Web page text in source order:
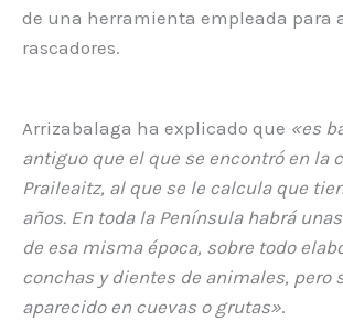
de una herramienta empleada para
rascadores.
Arrizabalaga ha explicado que «es
antiguo que el que se encontró en la
Praileaitz, al que se le calcula que
años. En toda la Península habrá
de esa misma época, sobre todo
conchas y dientes de animales, pero
aparecido en cuevas o grutas».